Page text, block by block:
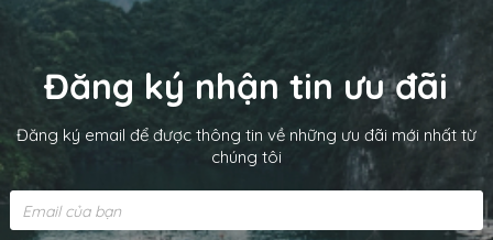
Đăng ký nhận tin ưu đãi
Đăng ký email để được thông tin về những ưu đãi mới nhất từ
chúng tôi